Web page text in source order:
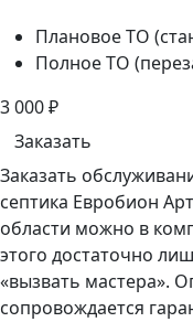
Плановое ТО
Полное ТО
3 000₽
Заказать
Заказать
септика Евробион
области можно в
этого достаточно
«вызвать мастера».
сопровождается